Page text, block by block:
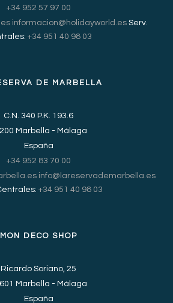
+34 952 57 97 00
informacion@holidayworld.esServ.
+34 951 40 98 03
DE MARBELLA
C.N. 340 P.K. 193.6
Marbella - Málaga
España
+34 952 83 70 00
info@lareservademarbella.es
+34 951 40 98 03
MON DECO SHOP
Ricardo Soriano, 25
Marbella - Málaga
España